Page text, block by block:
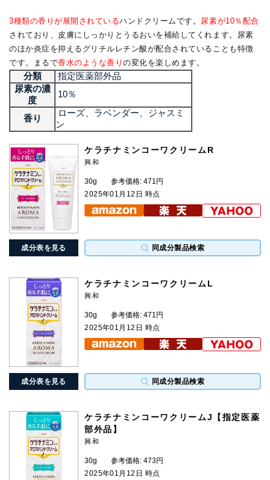
3種類の香りが展開されているハンドクリームです。 尿素が10％配合
されており、皮膚にしっかりとうるおいを補給してくれます。尿素
のほか炎症を抑えるグリチルレチン酸が配合されていることも特徴
です。まるで香水のような香りの変化を楽しめます。
分類
指定医薬部外品
尿素の濃
度
10％
香り
ローズ、ラベンダー、ジャスミ
ン
成分表を見る 同成分製品検索
ケラチナミンコーワクリームR
興和
30g
参考価格: 471円
2025年01月12日 時点
成分表を見る 同成分製品検索
ケラチナミンコーワクリームL
興和
30g
参考価格: 471円
2025年01月12日 時点
ケラチナミンコーワクリームJ【指定医薬
部外品】
興和
30g
参考価格: 473円
2025年01月12日 時点